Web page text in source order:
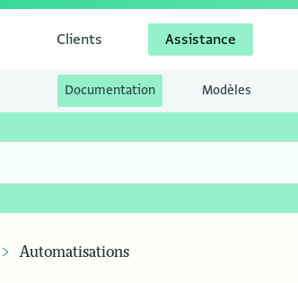
Clients Assistance
Documentation Modèles
Automatisations